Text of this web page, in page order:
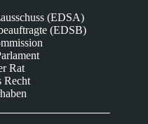
(EDSA)
(EDSB)
Rat
Recht